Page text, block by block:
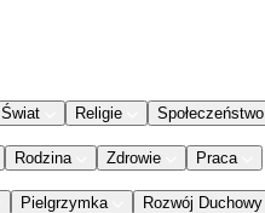
Świat Religie Społeczeństwo
Rodzina Zdrowie Praca
Pielgrzymka Rozwój Duchowy